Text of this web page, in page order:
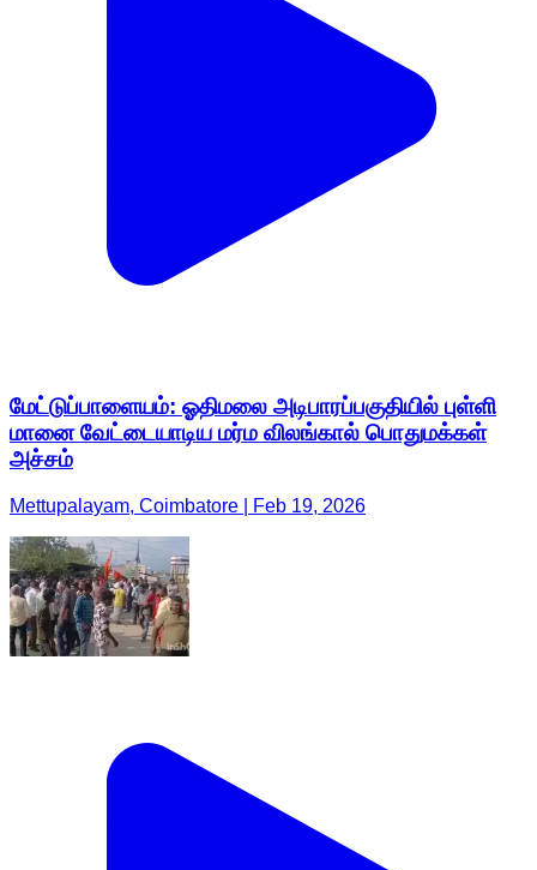
மேட்டுப்பாளையம்: ஓதிமலை அடிபாரப்பகுதியில் புள்ளி
மானை வேட்டையாடிய மர்ம விலங்கால் பொதுமக்கள்
அச்சம்
Mettupalayam, Coimbatore | Feb 19, 2026